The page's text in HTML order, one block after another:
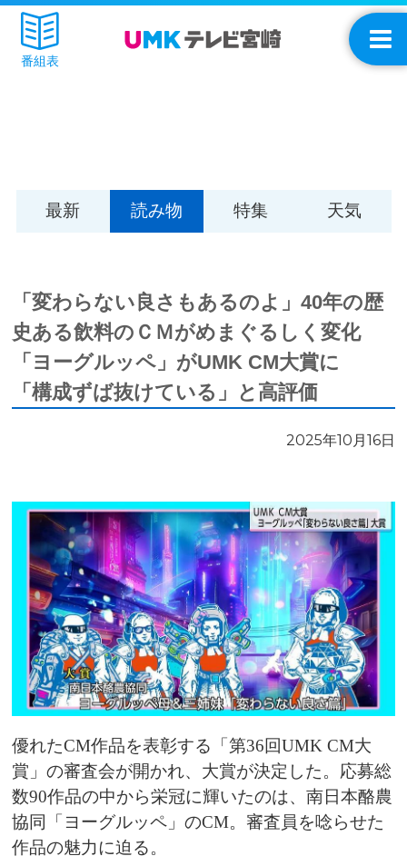
番組表
最新 読み物 特集 天気
「変わらない良さもあるのよ」40年の歴
史ある飲料のＣＭがめまぐるしく変化
「ヨーグルッペ」がUMK CM大賞に
「構成ずば抜けている」と高評価
2025年10月16日
優れたCM作品を表彰する「第36回UMK CM大
賞」の審査会が開かれ、大賞が決定した。応募総
数90作品の中から栄冠に輝いたのは、南日本酪農
協同「ヨーグルッペ」のCM。審査員を唸らせた
作品の魅力に迫る。